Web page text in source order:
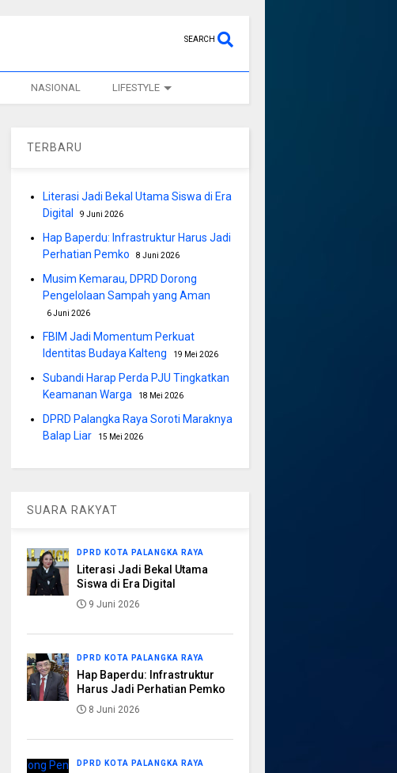
SEARCH
NASIONAL LIFESTYLE
TERBARU
Literasi Jadi Bekal Utama Siswa di Era
Digital
9 Juni 2026
Hap Baperdu: Infrastruktur Harus Jadi
Perhatian Pemko
8 Juni 2026
Musim Kemarau, DPRD Dorong
Pengelolaan Sampah yang Aman
6 Juni 2026
FBIM Jadi Momentum Perkuat
Identitas Budaya Kalteng
19 Mei 2026
Subandi Harap Perda PJU Tingkatkan
Keamanan Warga
18 Mei 2026
DPRD Palangka Raya Soroti Maraknya
Balap Liar
15 Mei 2026
SUARA RAKYAT
DPRD KOTA PALANGKA RAYA
Literasi Jadi Bekal Utama
Siswa di Era Digital
9 Juni 2026
DPRD KOTA PALANGKA RAYA
Hap Baperdu: Infrastruktur
Harus Jadi Perhatian Pemko
8 Juni 2026
DPRD KOTA PALANGKA RAYA